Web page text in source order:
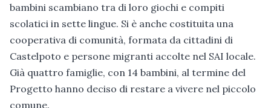
bambini scambiano tra di loro giochi e compiti
scolatici in sette lingue. Si è anche costituita una
cooperativa di comunità, formata da cittadini di
Castelpoto e persone migranti accolte nel SAI locale.
Già quattro famiglie, con 14 bambini, al termine del
Progetto hanno deciso di restare a vivere nel piccolo
comune.